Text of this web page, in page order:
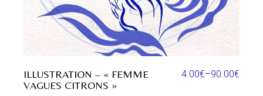
ILLUSTRATION – « FEMME
VAGUES CITRONS »
4.00€–90.00€